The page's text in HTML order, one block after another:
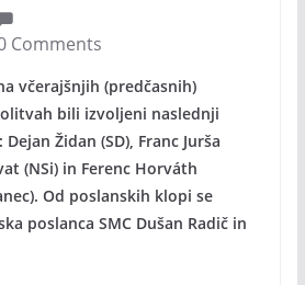
Comments
včerajšnjih (predčasnih)
bili izvoljeni naslednji
Židan (SD), Franc Jurša
(NSi) in Ferenc Horváth
Od poslanskih klopi se
poslanca SMC Dušan Radič in